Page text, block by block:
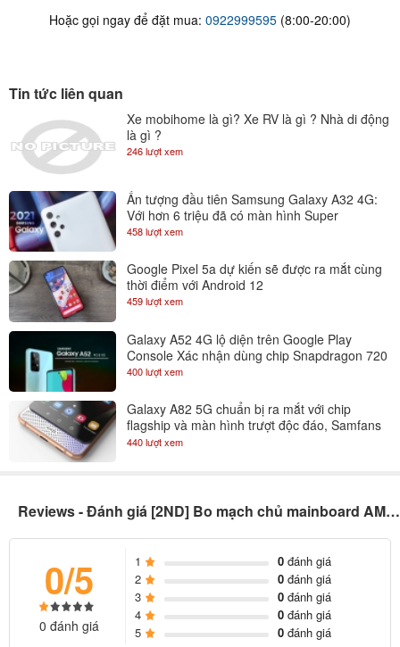
Hoặc gọi ngay để đặt mua: 0922999595 (8:00-20:00)
Tin tức liên quan
Xe mobihome là gì? Xe RV là gì ? Nhà di động
là gì ?
246 lượt xem
Ấn tượng đầu tiên Samsung Galaxy A32 4G:
Với hơn 6 triệu đã có màn hình Super
AMOLED 90Hz
458 lượt xem
Google Pixel 5a dự kiến sẽ được ra mắt cùng
thời điểm với Android 12
459 lượt xem
Galaxy A52 4G lộ diện trên Google Play
Console Xác nhận dùng chip Snapdragon 720
400 lượt xem
Galaxy A82 5G chuẩn bị ra mắt với chip
flagship và màn hình trượt độc đáo, Samfans
gom lúa đi là vừa
440 lượt xem
Reviews - Đánh giá [2ND] Bo mạch chủ mainboard AM4 X570 Asus, Gigabyte, MSI, Asrock, Biostar, Colorful, Galax, Jginyue,...
0/5
0 đánh giá
1 0đánh giá
2
0đánh giá
3
0đánh giá
4
0đánh giá
5
0đánh giá